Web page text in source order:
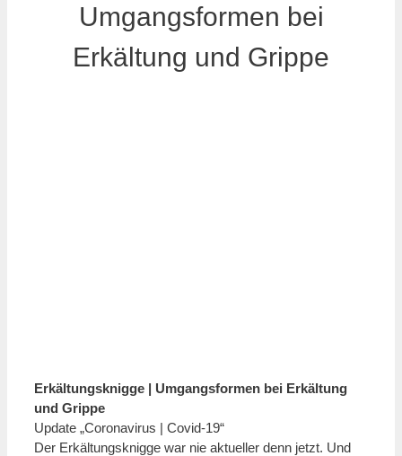
Umgangsformen bei
Erkältung und Grippe
Erkältungsknigge | Umgangsformen bei Erkältung
und Grippe
Update „Coronavirus | Covid-19“
Der Erkältungsknigge war nie aktueller denn jetzt. Und